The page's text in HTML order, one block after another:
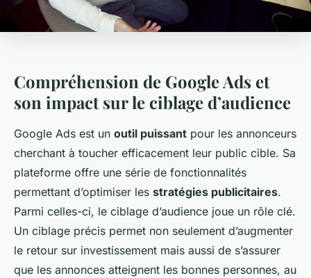
Compréhension de Google Ads et
son impact sur le ciblage d’audience
Google Ads est un outil puissant pour les annonceurs
cherchant à toucher efficacement leur public cible. Sa
plateforme offre une série de fonctionnalités
permettant d’optimiser les stratégies publicitaires.
Parmi celles-ci, le ciblage d’audience joue un rôle clé.
Un ciblage précis permet non seulement d’augmenter
le retour sur investissement mais aussi de s’assurer
que les annonces atteignent les bonnes personnes, au